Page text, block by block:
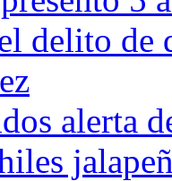
delito de
alerta